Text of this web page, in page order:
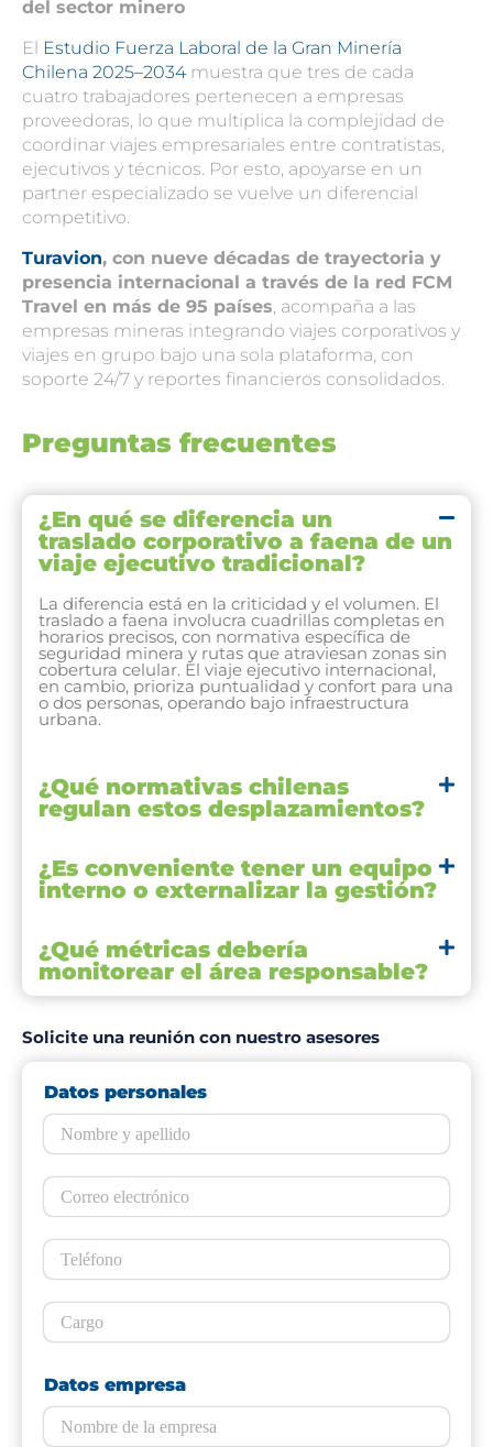
del sector minero
El Estudio Fuerza Laboral de la Gran Minería
Chilena 2025–2034muestra que tres de cada
cuatro trabajadores pertenecen a empresas
proveedoras, lo que multiplica la complejidad de
coordinar viajes empresariales entre contratistas,
ejecutivos y técnicos. Por esto, apoyarse en un
partner especializado se vuelve un diferencial
competitivo.
Turavion, con nueve décadas de trayectoria y
presencia internacional a través de la red FCM
Travel en más de 95 países, acompaña a las
empresas mineras integrando viajes corporativos y
viajes en grupo bajo una sola plataforma, con
soporte 24/7 y reportes financieros consolidados.
Preguntas frecuentes
¿En qué se diferencia un
traslado corporativo a faena de un
viaje ejecutivo tradicional?
La diferencia está en la criticidad y el volumen. El
traslado a faena involucra cuadrillas completas en
horarios precisos, con normativa específica de
seguridad minera y rutas que atraviesan zonas sin
cobertura celular. El viaje ejecutivo internacional,
en cambio, prioriza puntualidad y confort para una
o dos personas, operando bajo infraestructura
urbana.
¿Qué normativas chilenas
regulan estos desplazamientos?
¿Es conveniente tener un equipo
interno o externalizar la gestión?
¿Qué métricas debería
monitorear el área responsable?
Solicite una reunión con nuestro asesores
Datos personales
Datos empresa